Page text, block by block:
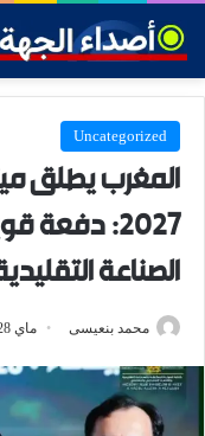
Uncategorized
2027: دفعة
الصناعة
محمد بنعيسى ماي 28, 2025